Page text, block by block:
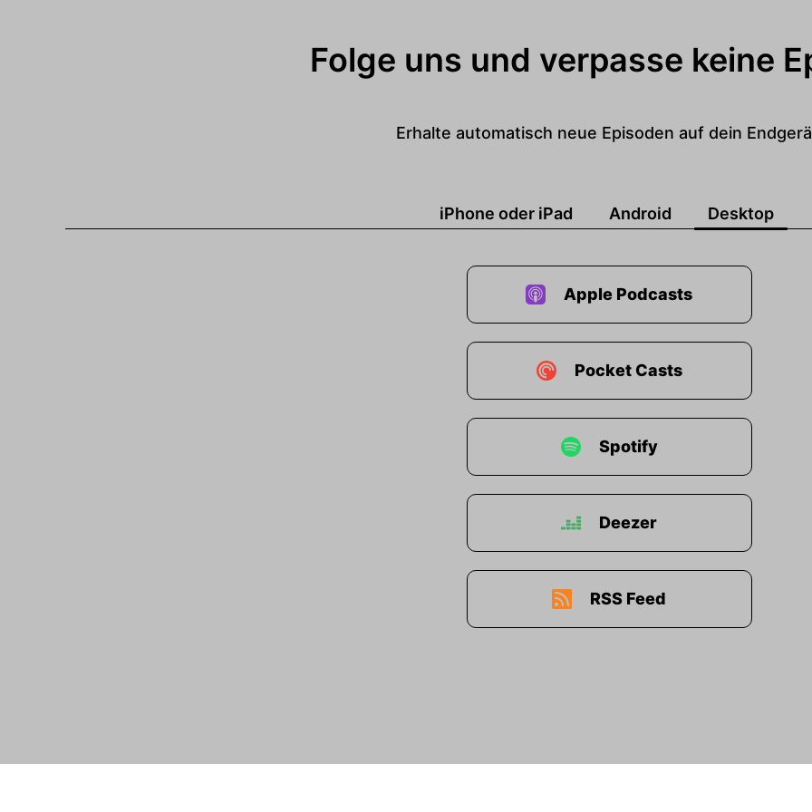
Folge uns und verpasse keine
Erhalte automatisch neue Episoden auf dein
iPhone oder iPad Android Desktop
Apple Podcasts
Pocket Casts
Spotify
Deezer
RSS Feed